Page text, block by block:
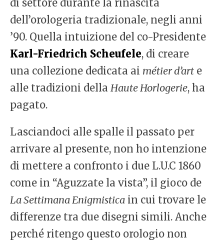
di settore durante la rinascita
dell’orologeria tradizionale, negli anni
’90. Quella intuizione del co-Presidente
Karl-Friedrich Scheufele, di creare
una collezione dedicata ai métier d’art e
alle tradizioni della Haute Horlogerie, ha
pagato.
Lasciandoci alle spalle il passato per
arrivare al presente, non ho intenzione
di mettere a confronto i due L.U.C 1860
come in “Aguzzate la vista”, il gioco de
La Settimana Enigmistica in cui trovare le
differenze tra due disegni simili. Anche
perché ritengo questo orologio non